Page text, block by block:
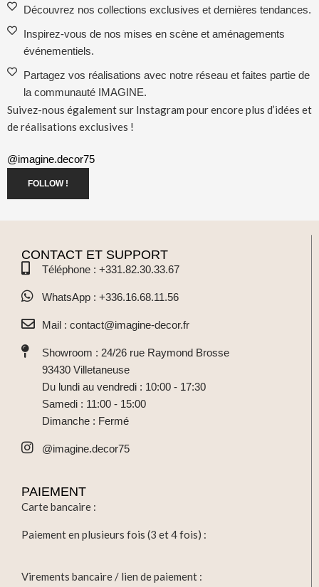
Découvrez nos collections exclusives et dernières tendances.
Inspirez-vous de nos mises en scène et aménagements
événementiels.
Partagez vos réalisations avec notre réseau et faites partie de
la communauté IMAGINE.
Suivez-nous également sur Instagram pour encore plus d’idées et
de réalisations exclusives !
@imagine.decor75
FOLLOW !
CONTACT ET SUPPORT
Téléphone : +331.82.30.33.67
WhatsApp : +336.16.68.11.56
Mail : contact@imagine-decor.fr
Showroom : 24/26 rue Raymond Brosse
93430 Villetaneuse
Du lundi au vendredi : 10:00 - 17:30
Samedi : 11:00 - 15:00
Dimanche : Fermé
@imagine.decor75
PAIEMENT
Carte bancaire :
Paiement en plusieurs fois (3 et 4 fois) :
Virements bancaire / lien de paiement :